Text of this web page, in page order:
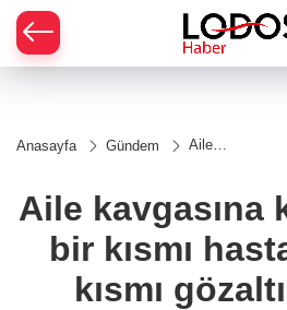
Anasayfa Gündem
Aile
hastaneye,
gözaltına
gitti!
Aile kavgasına
bir kısmı
kısmı